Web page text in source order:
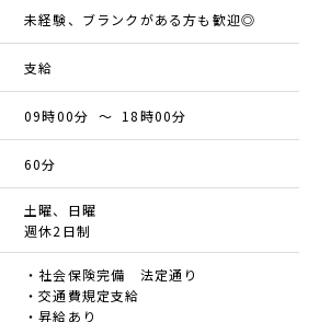
未経験、ブランクがある方も歓迎◎
支給
09時00分 ～ 18時00分
60分
土曜、日曜
週休2日制
・社会保険完備 法定通り
・交通費規定支給
・昇給あり